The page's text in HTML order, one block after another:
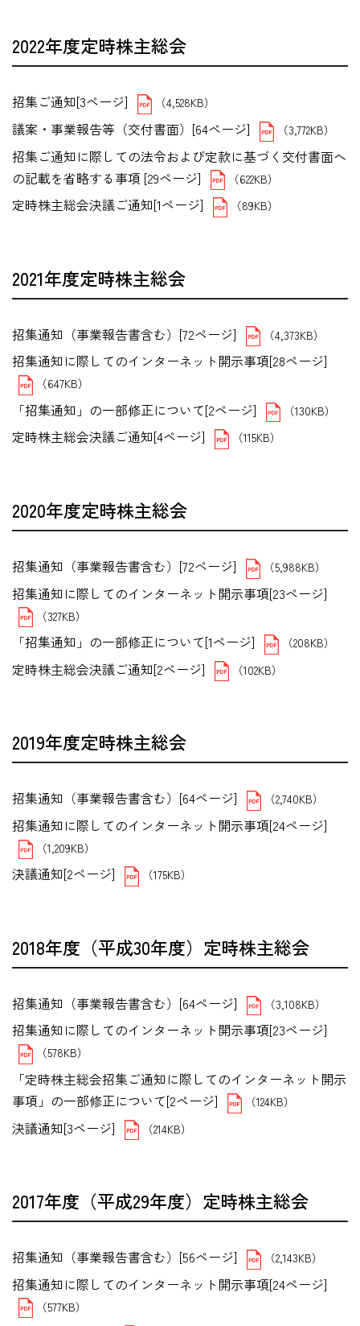
2022年度定時株主総会
招集ご通知[3ページ] （4,528KB）
議案・事業報告等（交付書面）[64ページ] （3,772KB）
招集ご通知に際しての法令および定款に基づく交付書面へ
の記載を省略する事項 [29ページ]
（622KB）
定時株主総会決議ご通知[1ページ] （89KB）
2021年度定時株主総会
招集通知（事業報告書含む）[72ページ] （4,373KB）
招集通知に際してのインターネット開示事項[28ページ]
（647KB）
「招集通知」の一部修正について[2ページ] （130KB）
定時株主総会決議ご通知[4ページ] （115KB）
2020年度定時株主総会
招集通知（事業報告書含む）[72ページ] （5,988KB）
招集通知に際してのインターネット開示事項[23ページ]
（327KB）
「招集通知」の一部修正について[1ページ] （208KB）
定時株主総会決議ご通知[2ページ] （102KB）
2019年度定時株主総会
招集通知（事業報告書含む）[64ページ] （2,740KB）
招集通知に際してのインターネット開示事項[24ページ]
（1,209KB）
決議通知[2ページ] （175KB）
2018年度（平成30年度）定時株主総会
招集通知（事業報告書含む）[64ページ] （3,108KB）
招集通知に際してのインターネット開示事項[23ページ]
（578KB）
「定時株主総会招集ご通知に際してのインターネット開示
事項」の一部修正について[2ページ]
（124KB）
決議通知[3ページ] （214KB）
2017年度（平成29年度）定時株主総会
招集通知（事業報告書含む）[56ページ] （2,143KB）
招集通知に際してのインターネット開示事項[24ページ]
（577KB）